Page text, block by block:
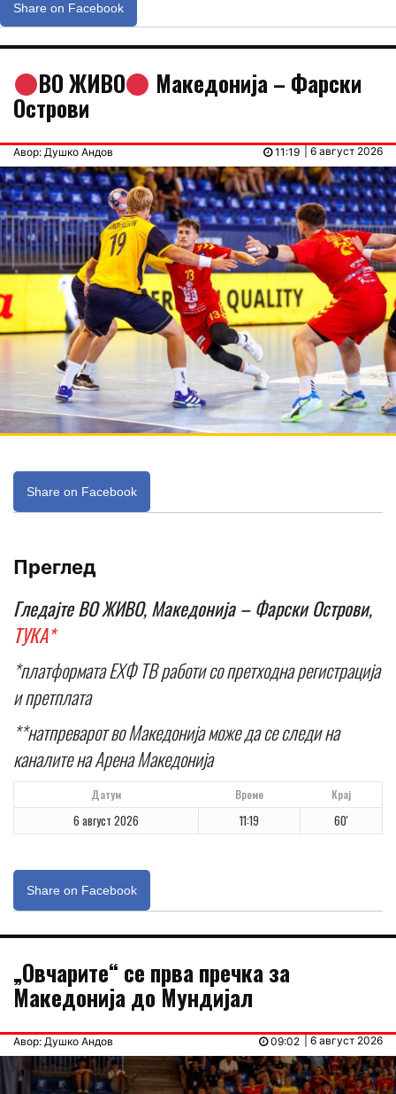
Share on Facebook
ВО ЖИВО Македонија – Фарски
Острови
Авор: Душко Андов | 6 август 2026
11:19
Share on Facebook
Преглед
Гледајте ВО ЖИВО, Македонија – Фарски Острови,
ТУКА*
*платформата ЕХФ ТВ работи со претходна регистрација
и претплата
**натпреварот во Македонија може да се следи на
каналите на Арена Македонија
Датум Време Крај
6 август 2026 11:19 60'
Share on Facebook
„Овчарите“ се прва пречка за
Македонија до Мундијал
Авор: Душко Андов | 6 август 2026
09:02